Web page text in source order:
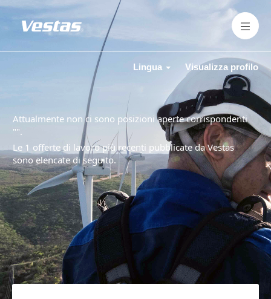
Lingua Visualizza profilo
Attualmente non ci sono posizioni aperte corrispondenti
"".
Le 1 offerte di lavoro più recenti pubblicate da Vestas
sono elencate di seguito.